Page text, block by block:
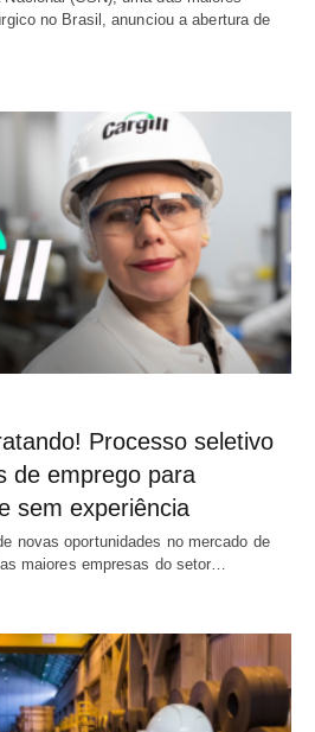
no Brasil, anunciou a abertura de
Processo seletivo
de emprego para
sem experiência
novas oportunidades no mercado de
maiores empresas do setor…